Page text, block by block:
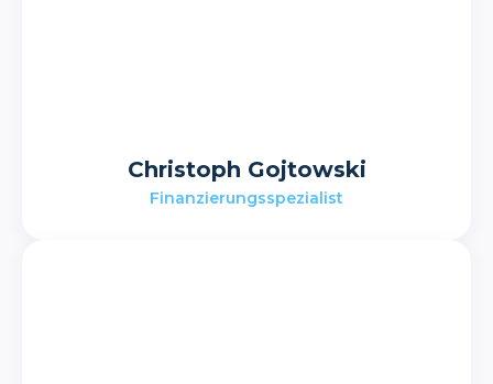
Christoph Gojtowski
Finanzierungsspezialist